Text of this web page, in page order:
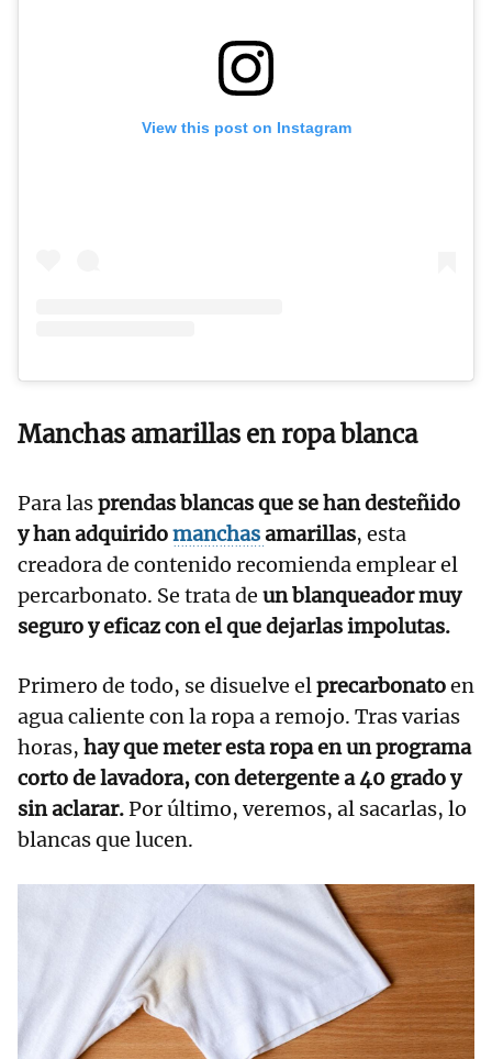
View this post on Instagram
Manchas amarillas en ropa blanca
Para lasprendas blancas que se han desteñido
y han adquiridomanchasamarillas, esta
creadora de contenido recomienda emplear el
percarbonato. Se trata de un blanqueador muy
seguro y eficaz con el que dejarlas impolutas.
Primero de todo, se disuelve elprecarbonatoen
agua caliente con la ropa a remojo. Tras varias
horas, hay que meter esta ropa en un programa
corto de lavadora, con detergente a 40 grado y
sin aclarar.Por último, veremos, al sacarlas, lo
blancas que lucen.